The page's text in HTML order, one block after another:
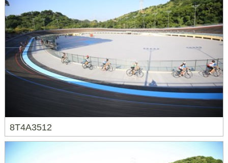
8T4A3512